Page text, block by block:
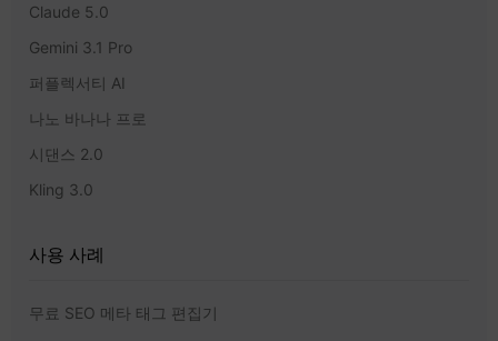
Claude 5.0
Gemini 3.1 Pro
퍼플렉서티 AI
나노 바나나 프로
시댄스 2.0
Kling 3.0
사용 사례
무료 SEO 메타 태그 편집기